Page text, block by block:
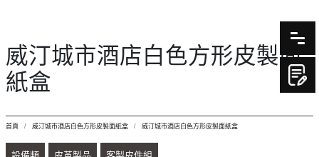
威汀城市酒店白色方形皮製面
紙盒
首頁 威汀城市酒店白色方形皮製面紙盒 威汀城市酒店白色方形皮製面紙盒